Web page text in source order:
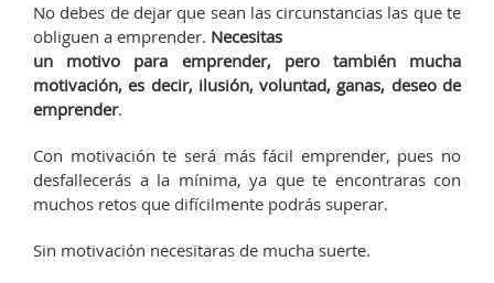
No debes de dejar que sean las circunstancias las que te
obliguen a emprender. Necesitas
un motivo para emprender, pero también mucha
motivación, es decir, ilusión, voluntad, ganas, deseo de
emprender.
Con motivación te será más fácil emprender, pues no
desfallecerás a la mínima, ya que te encontraras con
muchos retos que difícilmente podrás superar.
Sin motivación necesitaras de mucha suerte.